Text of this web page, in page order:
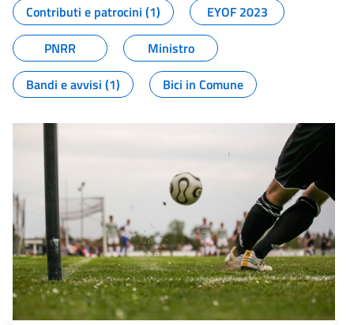
Contributi e patrocini (1)
EYOF 2023
PNRR
Ministro
Bandi e avvisi (1)
Bici in Comune